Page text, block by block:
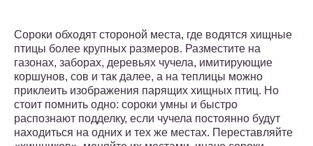
Сороки обходят стороной места, где водятся хищные
птицы более крупных размеров. Разместите на
газонах, заборах, деревьях чучела, имитирующие
коршунов, сов и так далее, а на теплицы можно
приклеить изображения парящих хищных птиц. Но
стоит помнить одно: сороки умны и быстро
распознают подделку, если чучела постоянно будут
находиться на одних и тех же местах. Переставляйте